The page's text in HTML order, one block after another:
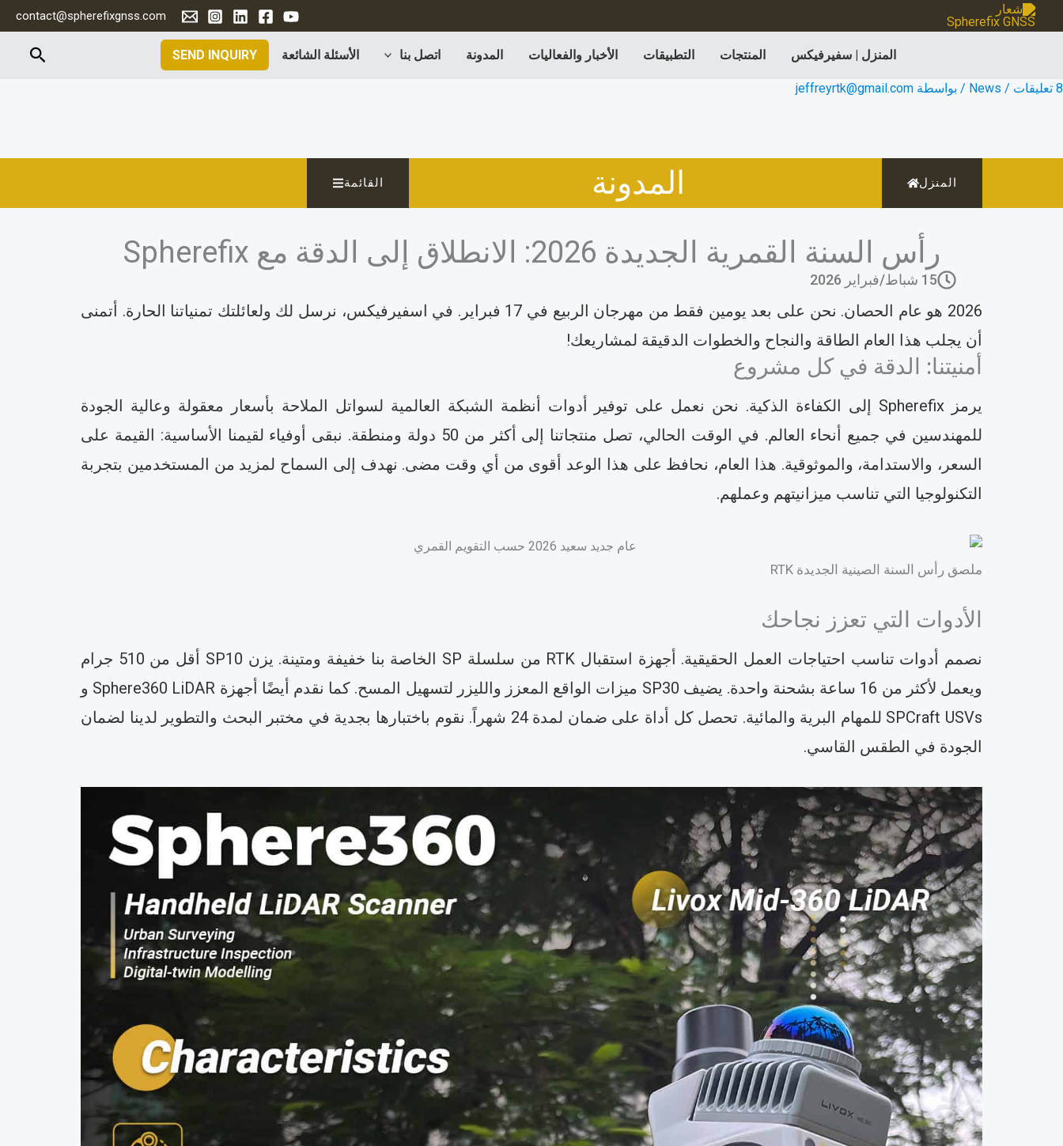
تخطي
إلى
contact@spherefixgnss.com
المنزل | سفيرفيكس المنتجات التطبيقات الأخبار والفعاليات المدونة اتصل بنا الأسئلة الشائعة SEND INQUIRY البحث
8 تعليقات /
News / بواسطة jeffreyrtk@gmail.com
المنزل المدونة القائمة
رأس السنة القمرية الجديدة 2026: الانطلاق إلى الدقة مع Spherefix
15 شباط/فبراير 2026
2026 هو عام الحصان. نحن على بعد يومين فقط من مهرجان الربيع في 17 فبراير. في اسفيرفيكس، نرسل لك ولعائلتك تمنياتنا الحارة. أتمنى
أن يجلب هذا العام الطاقة والنجاح والخطوات الدقيقة لمشاريعك!
أمنيتنا: الدقة في كل مشروع
يرمز Spherefix إلى الكفاءة الذكية. نحن نعمل على توفير أدوات أنظمة الشبكة العالمية لسواتل الملاحة بأسعار معقولة وعالية الجودة
للمهندسين في جميع أنحاء العالم. في الوقت الحالي، تصل منتجاتنا إلى أكثر من 50 دولة ومنطقة. نبقى أوفياء لقيمنا الأساسية: القيمة على
السعر، والاستدامة، والموثوقية. هذا العام، نحافظ على هذا الوعد أقوى من أي وقت مضى. نهدف إلى السماح لمزيد من المستخدمين بتجربة
التكنولوجيا التي تناسب ميزانيتهم وعملهم.
ملصق رأس السنة الصينية الجديدة RTK
الأدوات التي تعزز نجاحك
نصمم أدوات تناسب احتياجات العمل الحقيقية. أجهزة استقبال RTK من سلسلة SP الخاصة بنا خفيفة ومتينة. يزن SP10 أقل من 510 جرام
ويعمل لأكثر من 16 ساعة بشحنة واحدة. يضيف SP30 ميزات الواقع المعزز والليزر لتسهيل المسح. كما نقدم أيضًا أجهزة Sphere360 LiDAR و
SPCraft USVs للمهام البرية والمائية. تحصل كل أداة على ضمان لمدة 24 شهراً. نقوم باختبارها بجدية في مختبر البحث والتطوير لدينا لضمان
الجودة في الطقس القاسي.